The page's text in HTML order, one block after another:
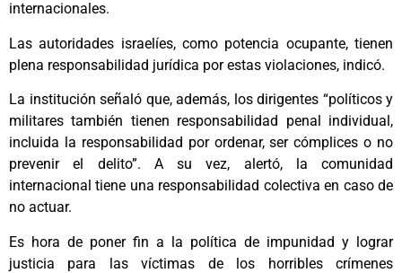
internacionales.
Las autoridades israelíes, como potencia ocupante, tienen
plena responsabilidad jurídica por estas violaciones, indicó.
La institución señaló que, además, los dirigentes “políticos y
militares también tienen responsabilidad penal individual,
incluida la responsabilidad por ordenar, ser cómplices o no
prevenir el delito”. A su vez, alertó, la comunidad
internacional tiene una responsabilidad colectiva en caso de
no actuar.
Es hora de poner fin a la política de impunidad y lograr
justicia para las víctimas de los horribles crímenes